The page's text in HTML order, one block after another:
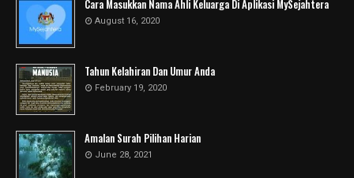
Cara Masukkan Nama Ahli Keluarga Di Aplikasi MySejahtera
August 16, 2020
Tahun Kelahiran Dan Umur Anda
February 19, 2020
Amalan Surah Pilihan Harian
June 28, 2021